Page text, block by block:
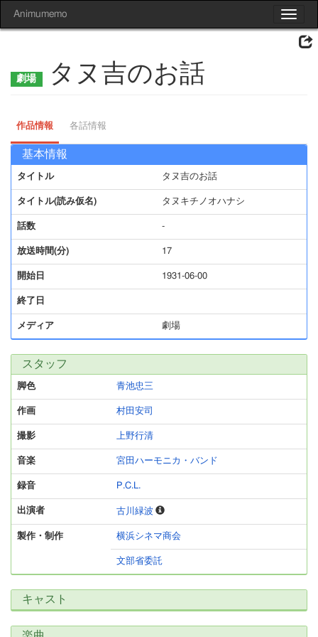
Toggle
Animumemo
タヌ吉のお話
作品情報 各話情報
基本情報
タイトル タヌ吉のお話
タイトル(読み仮名) タヌキチノオハナシ
話数 -
放送時間(分) 17
開始日 1931-06-00
終了日
メディア 劇場
スタッフ
脚色 青池忠三
作画 村田安司
撮影 上野行清
音楽 宮田ハーモニカ・バンド
録音 P.C.L.
出演者 古川緑波
製作・制作 横浜シネマ商会
文部省委託
キャスト